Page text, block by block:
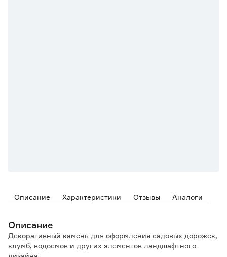
Описание Характеристики Отзывы Аналоги
Описание
Декоративный камень для оформления садовых дорожек,
клумб, водоемов и других элементов ландшафтного